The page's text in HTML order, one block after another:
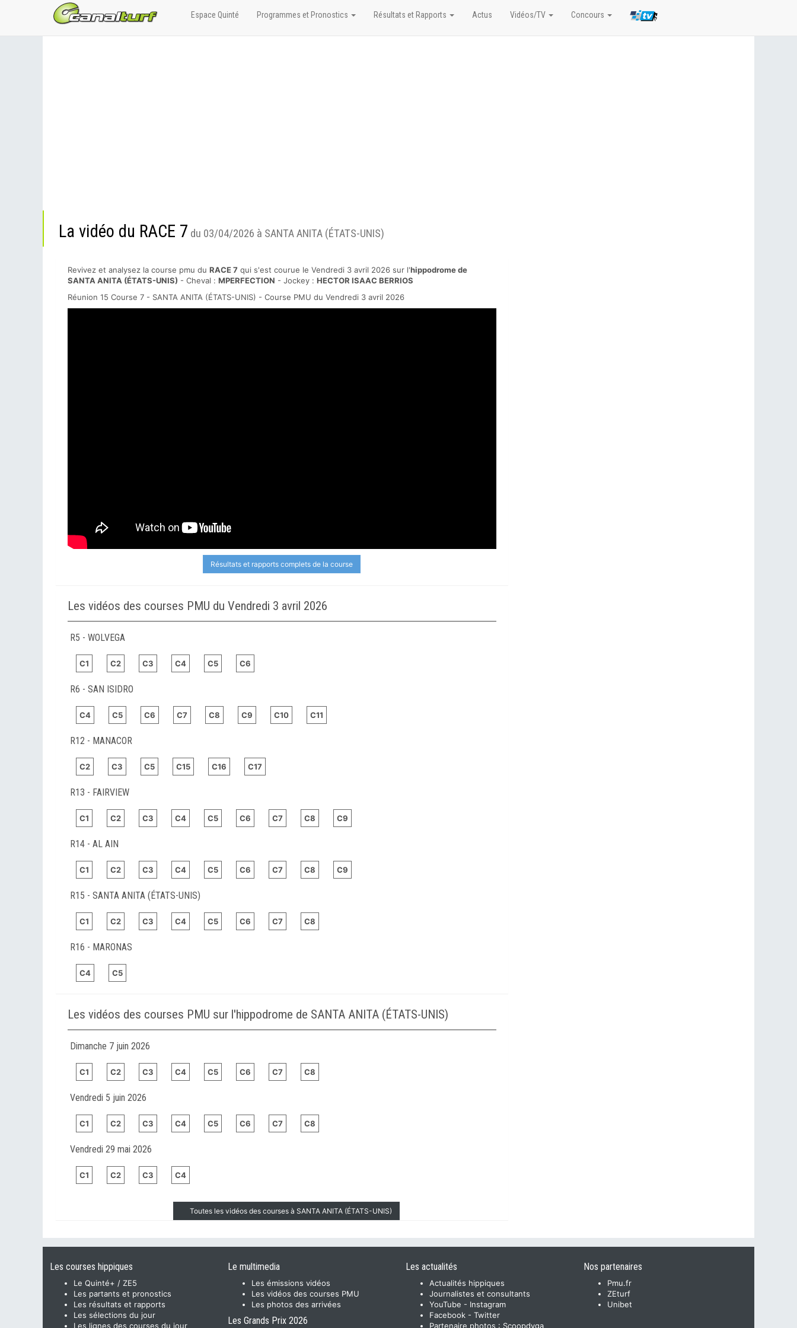
La vidéo du RACE 7 du 03/04/2026 à SANTA ANITA (ÉTATS-UNIS)
Revivez et analysez la course pmu du RACE 7 qui s'est courue le Vendredi 3 avril 2026 sur l'hippodrome de
SANTA ANITA (ÉTATS-UNIS) - Cheval : MPERFECTION - Jockey : HECTOR ISAAC BERRIOS
Réunion 15 Course 7 - SANTA ANITA (ÉTATS-UNIS) - Course PMU du Vendredi 3 avril 2026
Résultats et rapports complets de la course
Les vidéos des courses PMU du Vendredi 3 avril 2026
R5 - WOLVEGA
C1 C2 C3 C4 C5 C6
R6 - SAN ISIDRO
C4 C5 C6 C7 C8 C9 C10 C11
R12 - MANACOR
C2 C3 C5 C15 C16 C17
R13 - FAIRVIEW
C1 C2 C3 C4 C5 C6 C7 C8 C9
R14 - AL AIN
C1 C2 C3 C4 C5 C6 C7 C8 C9
R15 - SANTA ANITA (ÉTATS-UNIS)
C1 C2 C3 C4 C5 C6 C7 C8
R16 - MARONAS
C4 C5
Les vidéos des courses PMU sur l'hippodrome de SANTA ANITA (ÉTATS-UNIS)
Dimanche 7 juin 2026
C1 C2 C3 C4 C5 C6 C7 C8
Vendredi 5 juin 2026
C1 C2 C3 C4 C5 C6 C7 C8
Vendredi 29 mai 2026
C1 C2 C3 C4
Toutes les vidéos des courses à SANTA ANITA (ÉTATS-UNIS)
Espace Quinté Programmes et Pronostics Résultats et Rapports Actus Vidéos/TV Concours
Les courses hippiques
Le Quinté+ / ZE5
Les partants et pronostics
Les résultats et rapports
Les sélections du jour
Les lignes des courses du jour
Le multimedia
Les émissions vidéos
Les vidéos des courses PMU
Les photos des arrivées
Les Grands Prix 2026
Les actualités
Actualités hippiques
Journalistes et consultants
YouTube - Instagram
Facebook - Twitter
Partenaire photos : Scoopdyga
Nos partenaires
Pmu.fr
ZEturf
Unibet